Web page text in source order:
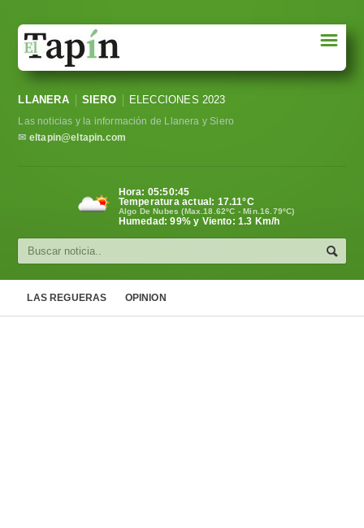
Sociedad
Política
Cultura
☰
LLANERA SIERO ELECCIONES 2023
Las noticias y la información de Llanera y Siero
✉ eltapin@eltapin.com
Hora: 05:50:46
Temperatura actual: 17.11°C
Algo De Nubes (Max.18.62ºC - Min.16.79ºC)
Humedad: 99% y Viento: 1.3 Km/h
LAS REGUERAS OPINION